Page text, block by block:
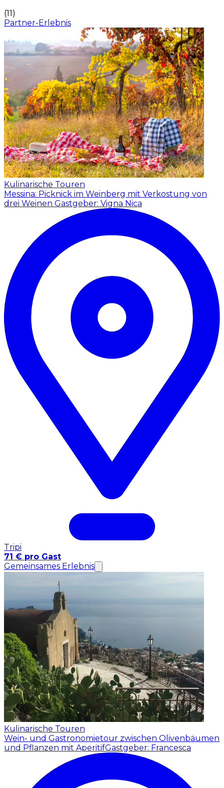
(11)
Partner-Erlebnis
Kulinarische Touren
Messina: Picknick im Weinberg mit Verkostung von
drei Weinen Gastgeber: Vigna Nica
Tripi
71 € pro Gast
Gemeinsames Erlebnis
Kulinarische Touren
Wein- und Gastronomietour zwischen Olivenbäumen
und Pflanzen mit AperitifGastgeber: Francesca